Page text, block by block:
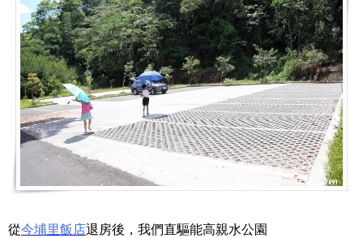
從今埔里飯店退房後，我們直驅能高親水公園